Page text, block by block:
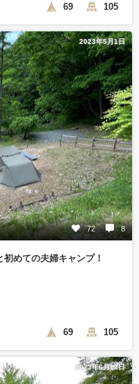
69 105
2023年5月1日
72 8
めての夫婦キャンプ！
69 105
2023年6月12日